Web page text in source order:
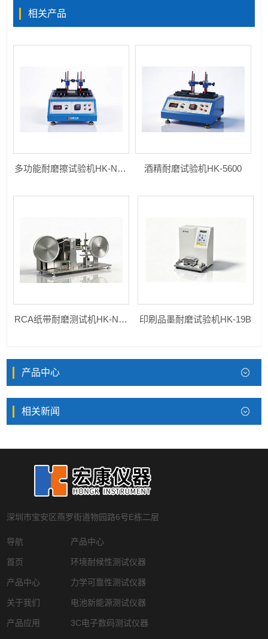
相关产品
多功能耐磨擦试验机HK-NM-JJ 酒精耐磨试验机HK-5600
RCA纸带耐磨测试机HK-NM-ZD 印刷品墨耐磨试验机HK-19B
产品中心
相关新闻
深圳市宝安区燕罗街道物园路6号E栋二层
导航
首页
产品中心
关于我们
产品应用
产品中心
环境耐候性测试仪器
力学可靠性测试仪器
电池新能源测试仪器
3C电子数码测试仪器